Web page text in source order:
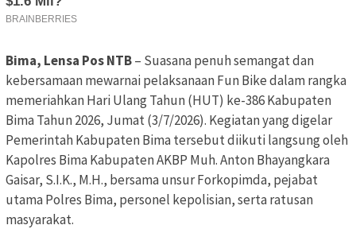
Bima, Lensa Pos NTB– Suasana penuh semangat dan
kebersamaan mewarnai pelaksanaan Fun Bike dalam rangka
memeriahkan Hari Ulang Tahun (HUT) ke-386 Kabupaten
Bima Tahun 2026, Jumat (3/7/2026). Kegiatan yang digelar
Pemerintah Kabupaten Bima tersebut diikuti langsung oleh
Kapolres Bima Kabupaten AKBP Muh. Anton Bhayangkara
Gaisar, S.I.K., M.H., bersama unsur Forkopimda, pejabat
utama Polres Bima, personel kepolisian, serta ratusan
masyarakat.